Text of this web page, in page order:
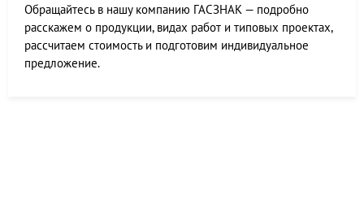
Обращайтесь в нашу компанию ГАСЗНАК — подробно
расскажем о продукции, видах работ и типовых проектах,
рассчитаем стоимость и подготовим индивидуальное
предложение.